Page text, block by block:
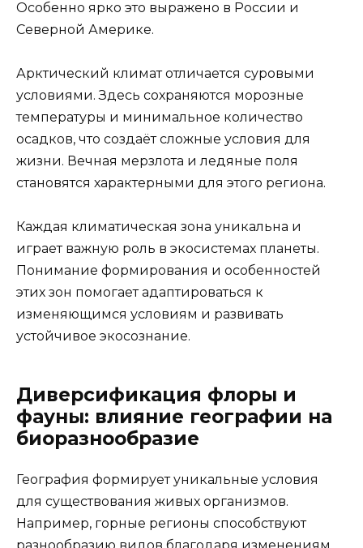
Особенно ярко это выражено в России и
Северной Америке.
Арктический климат отличается суровыми
условиями. Здесь сохраняются морозные
температуры и минимальное количество
осадков, что создаёт сложные условия для
жизни. Вечная мерзлота и ледяные поля
становятся характерными для этого региона.
Каждая климатическая зона уникальна и
играет важную роль в экосистемах планеты.
Понимание формирования и особенностей
этих зон помогает адаптироваться к
изменяющимся условиям и развивать
устойчивое экосознание.
Диверсификация флоры и
фауны: влияние географии на
биоразнообразие
География формирует уникальные условия
для существования живых организмов.
Например, горные регионы способствуют